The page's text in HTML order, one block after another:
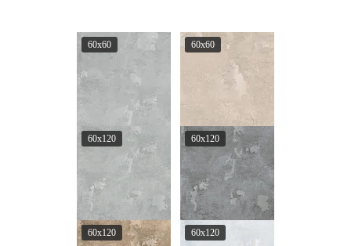
60x60 60x60
60x120 60x120
60x120 60x120